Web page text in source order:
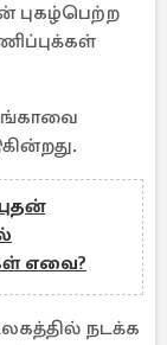
புகழ்பெற்ற
எவை?
நடக்க